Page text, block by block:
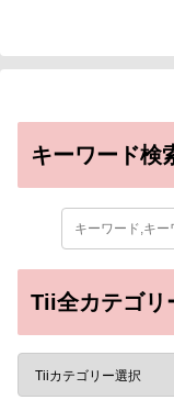
キーワード検
Tii全カテゴリ